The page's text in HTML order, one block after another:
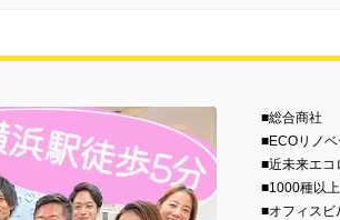
■総合商社
■ECOリノ
■近未来エコ
■1000種以
■オフィスビ